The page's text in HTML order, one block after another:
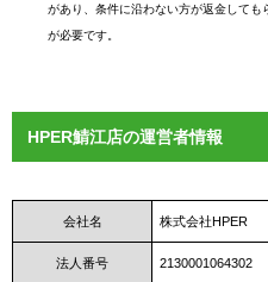
があり、条件に沿わない方が返金して
が必要です。
HPER鯖江店の運営者情報
会社名 株式会社HPER
法人番号 2130001064302